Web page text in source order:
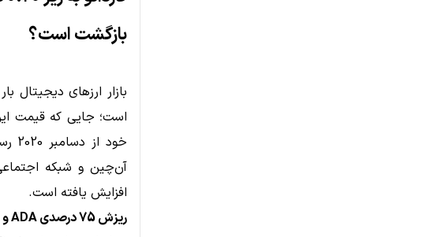
بازگشت است؟
آن‌چین و شبکه
افزایش یافته است.
ریزش 75 درصدی ADA و فشار فروش سنگین